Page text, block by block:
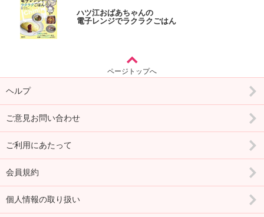
ハツ江おばあちゃんの
電子レンジでラクラクごはん
ページトップへ
ヘルプ
ご意見お問い合わせ
ご利用にあたって
会員規約
個人情報の取り扱い